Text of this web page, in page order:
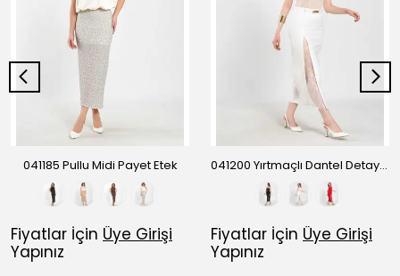
041185 Pullu Midi Payet Etek
Fiyatlar İçin Üye Girişi
Yapınız
041200 Yırtmaçlı Dantel Detaylı Midi Etek
Fiyatlar İçin Üye Girişi
Yapınız